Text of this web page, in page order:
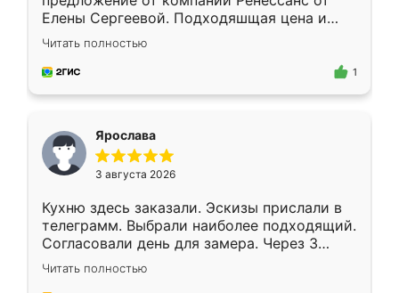
Елены Сергеевой. Подходяшщая цена и
короткие сроки изготовления. Приехавший
для замера сотрудник Владислав
предложил по моему эскизу самый
Читать полностью
1
Ярослава
3 августа 2026
Кухню здесь заказали. Эскизы прислали в
телеграмм. Выбрали наиболее подходящий.
Согласовали день для замера. Через 3
недели кухня была уже готова. Остались
довольны работой. Спасибо Ренессанс
Читать полностью